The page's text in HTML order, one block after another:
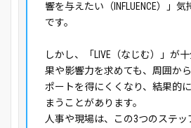
響を与えたい（INFLUENCE）」
です。
しかし、「LIVE（なじむ）」が
果や影響力を求めても、周囲か
ポートを得にくくなり、結果的
まうことがあります。
人事や現場は、この3つのステッ